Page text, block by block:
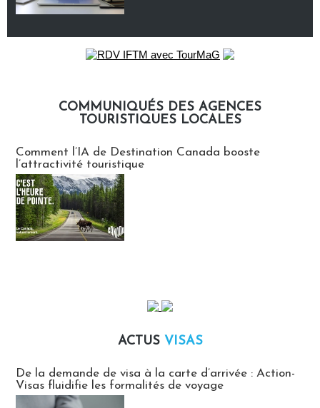
COMMUNIQUÉS DES AGENCES
TOURISTIQUES LOCALES
Comment l’IA de Destination Canada booste
l’attractivité touristique
ACTUS VISAS
De la demande de visa à la carte d’arrivée : Action-
Visas fluidifie les formalités de voyage